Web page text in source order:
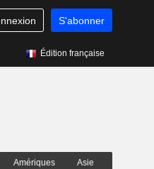
S'abonner
Édition française
Amériques Asie